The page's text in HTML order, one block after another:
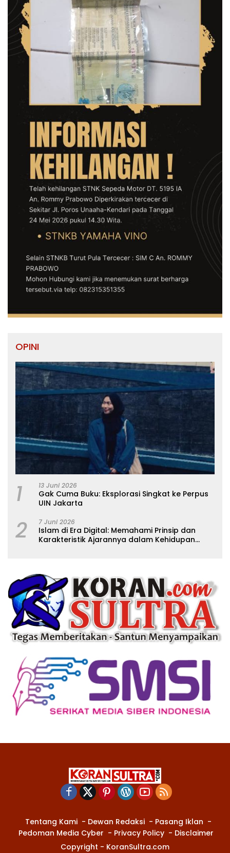
OPINI
1 13 Juni 2026
Gak Cuma Buku: Eksplorasi Singkat ke Perpus
UIN Jakarta
2 7 Juni 2026
Islam di Era Digital: Memahami Prinsip dan
Karakteristik Ajarannya dalam Kehidupan
Tentang Kami Dewan Redaksi
Pasang Iklan
Pedoman Media Cyber
Privacy Policy
Disclaimer
Copyright - KoranSultra.com